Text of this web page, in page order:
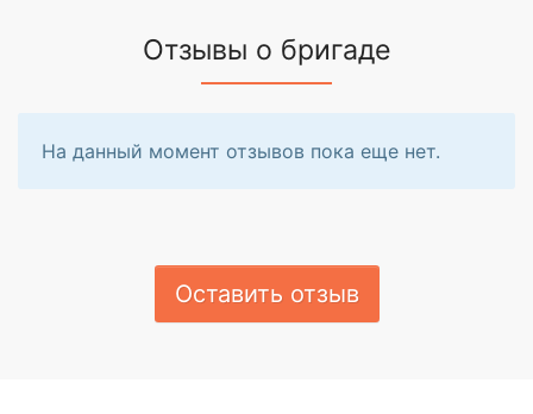
Отзывы о бригаде
На данный момент отзывов пока еще нет.
Оставить отзыв